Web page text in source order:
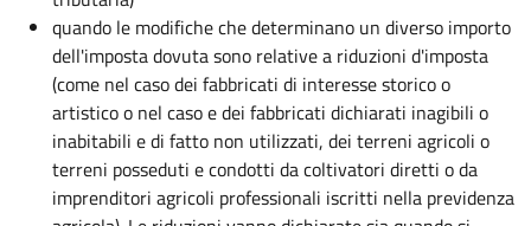
quando le modifiche che determinano un diverso importo
dell'imposta dovuta sono relative a riduzioni d'imposta
(come nel caso dei fabbricati di interesse storico o
artistico o nel caso e dei fabbricati dichiarati inagibili o
inabitabili e di fatto non utilizzati, dei terreni agricoli o
terreni posseduti e condotti da coltivatori diretti o da
imprenditori agricoli professionali iscritti nella previdenza